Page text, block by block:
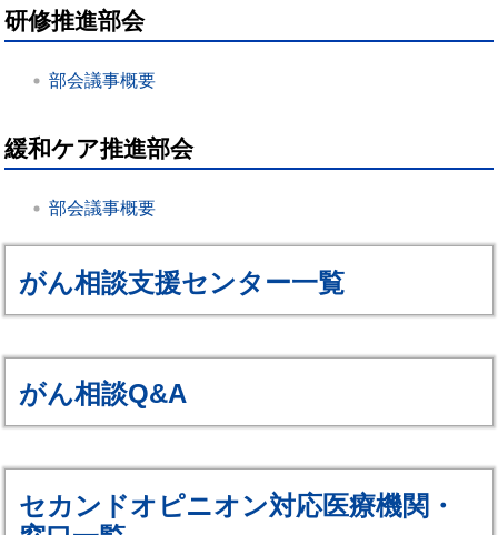
研修推進部会
部会議事概要
緩和ケア推進部会
部会議事概要
がん相談支援センター一覧
がん相談Q&A
セカンドオピニオン対応医療機関・